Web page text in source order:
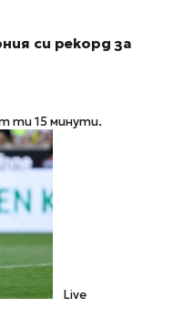
си рекорд за
ти 15 минути.
Live